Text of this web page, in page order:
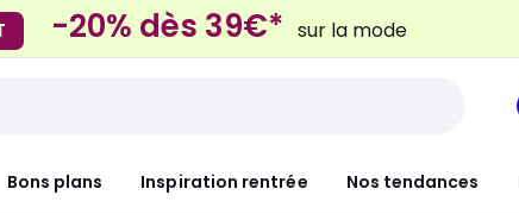
-20% dès 39€* sur la mode
Mondial Relay pour vos petits articles
Bons plans Inspiration rentrée Nos tendances